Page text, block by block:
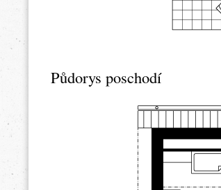
Půdorys poschodí